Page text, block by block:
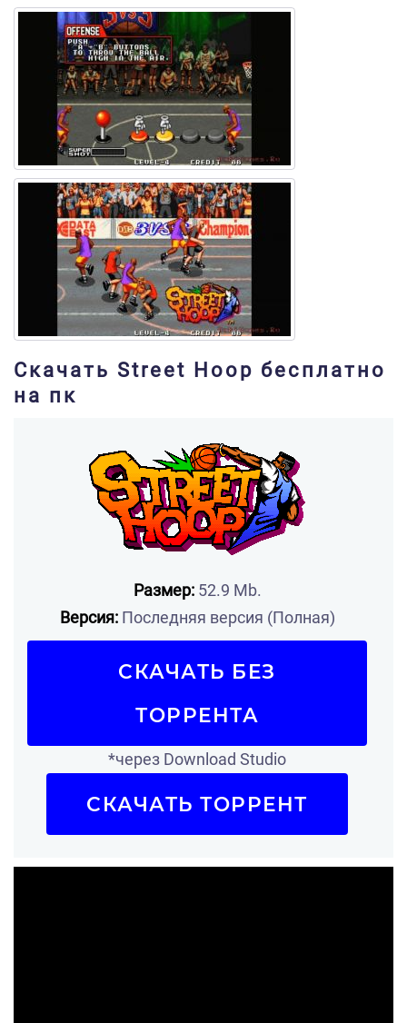
Скачать Street Hoop бесплатно
на пк
Размер:52.9 Mb.
Версия:Последняя версия (Полная)
СКАЧАТЬ БЕЗ
ТОРРЕНТА
*через Download Studio
СКАЧАТЬ ТОРРЕНТ